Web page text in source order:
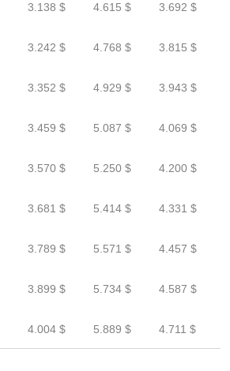
3.138 $ 4.615 $ 3.692 $
3.242 $ 4.768 $ 3.815 $
3.352 $ 4.929 $ 3.943 $
3.459 $ 5.087 $ 4.069 $
3.570 $ 5.250 $ 4.200 $
3.681 $ 5.414 $ 4.331 $
3.789 $ 5.571 $ 4.457 $
3.899 $ 5.734 $ 4.587 $
4.004 $ 5.889 $ 4.711 $